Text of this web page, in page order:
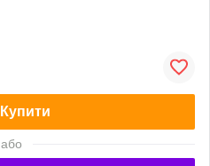
Купити
або